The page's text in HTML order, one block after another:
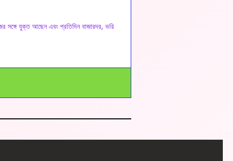
সঙ্গে যুক্ত আছেন এবং প্রতিদিন বাজারদর, ভরি